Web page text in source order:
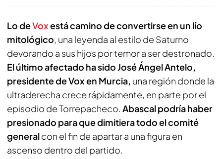
Lo deVoxestá camino de convertirse en un lío
mitológico, una leyenda al estilo de Saturno
devorando a sus hijos por temor a ser destronado.
El último afectado ha sido José Ángel Antelo,
presidente de Vox en Murcia, una región donde la
ultraderecha crece rápidamente, en parte por el
episodio de Torrepacheco. Abascal podría haber
presionado para que dimitiera todo el comité
generalcon el fin de apartar a una figura en
ascenso dentro del partido.